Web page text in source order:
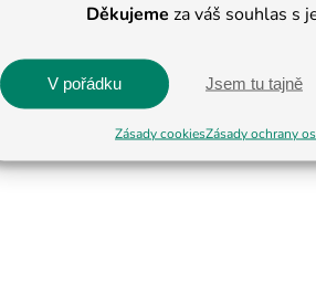
Děkujeme za váš souhlas s
V pořádku Jsem tu tajně
Zásady cookiesZásady ochrany